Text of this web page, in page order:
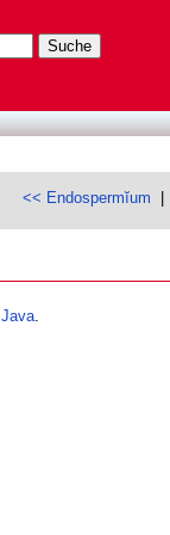
<< Endospermĭum
Java.